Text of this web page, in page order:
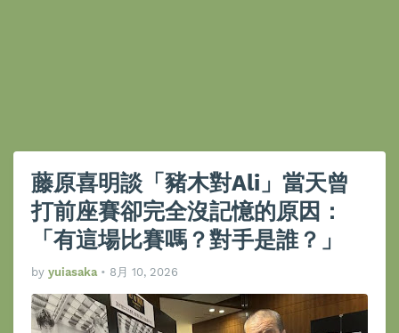
藤原喜明談「豬木對Ali」當天曾
打前座賽卻完全沒記憶的原因：
「有這場比賽嗎？對手是誰？」
by yuiasaka • 8月 10, 2026